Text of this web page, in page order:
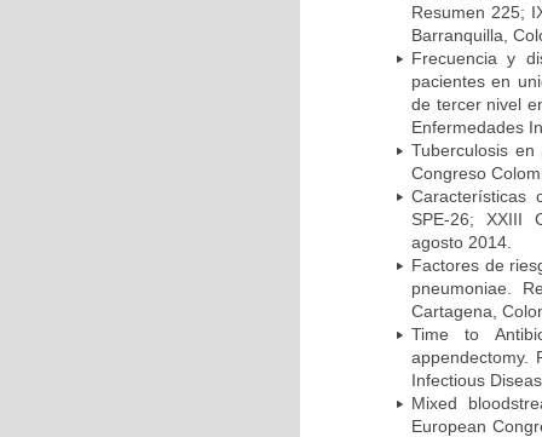
Resumen 225;
Barranquilla,
Frecuencia y
pacientes en
de tercer nivel
Enfermedades
Tuberculosis
Congreso
Características
SPE-26; XXIII
agosto 2014.
Factores de
pneumoniae.
Cartagena,
Time to
appendectomy.
Infectious
Mixed
European